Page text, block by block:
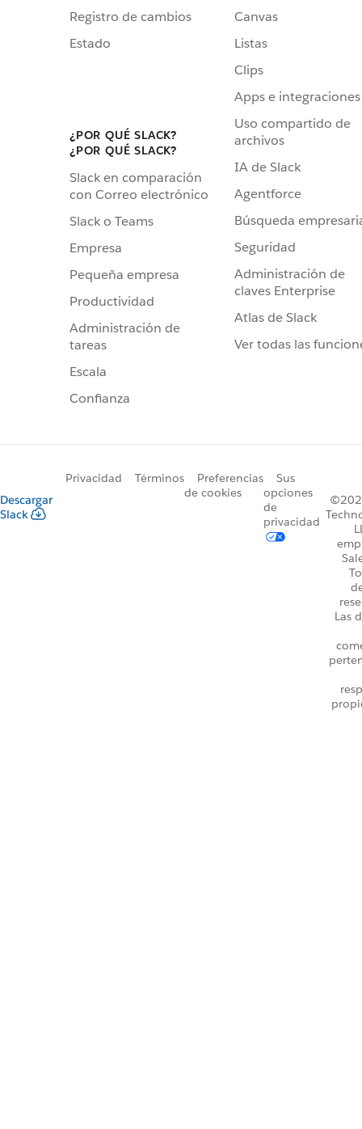
Registro de cambios
Estado
¿POR QUÉ SLACK?
¿POR QUÉ SLACK?
Slack en comparación
con Correo electrónico
Slack o Teams
Empresa
Pequeña empresa
Productividad
Administración de
tareas
Escala
Confianza
Canvas
Listas
Clips
Apps e integraciones
Uso compartido de
archivos
IA de Slack
Agentforce
Búsqueda
Seguridad
Administración de
claves Enterprise
Atlas de Slack
Ver todas las
Descargar
Slack
Privacidad Términos
Preferencias
de cookies
Sus
opciones
de
privacidad
Las